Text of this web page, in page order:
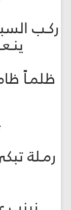
ركـب
ظلمـاً
رمـلة